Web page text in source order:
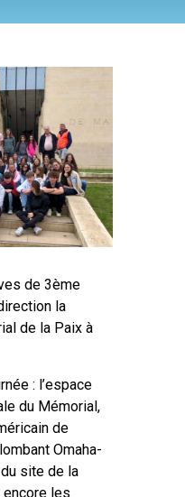
de 3ème
la
de la Paix à
: l’espace
du Mémorial,
de
Omaha-
site de la
les